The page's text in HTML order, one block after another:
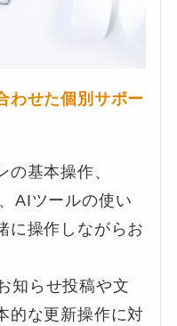
わせた個別サポー
基本操作、
AIツールの使い
に操作しながらお
知らせ投稿や文
的な更新操作に対